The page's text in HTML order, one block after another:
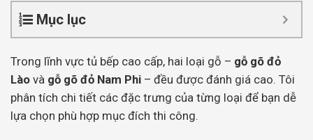
Mục lục
Trong lĩnh vực tủ bếp cao cấp, hai loại gỗ – gỗ gõ đỏ
Lào và gỗ gõ đỏ Nam Phi – đều được đánh giá cao. Tôi
phân tích chi tiết các đặc trưng của từng loại để bạn dễ
lựa chọn phù hợp mục đích thi công.